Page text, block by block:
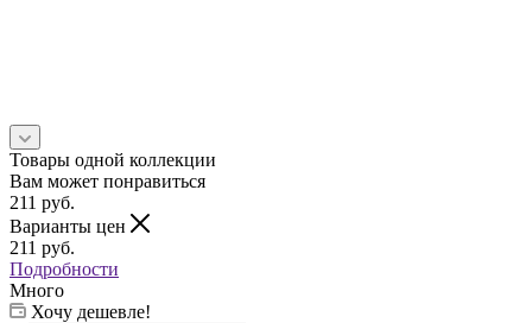
Товары одной коллекции
Вам может понравиться
211 руб.
Варианты цен
211 руб.
Подробности
Много
Хочу дешевле!